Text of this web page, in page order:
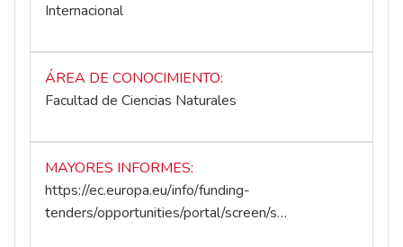
Internacional
ÁREA DE CONOCIMIENTO
Facultad de Ciencias Naturales
MAYORES INFORMES
https://ec.europa.eu/info/funding-
tenders/opportunities/portal/screen/s…